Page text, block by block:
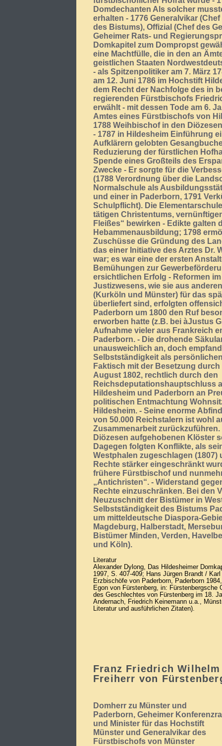
Domdechanten Als solcher
erhalten - 1776 Generalvikar
des Bistums), Offizial (Chef des
Geheimer Rats- und
Domkapitel zum Dompropst
eine Machtfülle, die in den an
geistlichen Staaten
- als Spitzenpolitiker am 7. März
am 12. Juni 1786 im Hochstift
dem Recht der Nachfolge des in
regierenden Fürstbischofs
erwählt - mit dessen Tode am 6.
Amtes eines Fürstbischofs von
1788 Weihbischof in den
- 1787 in Hildesheim Einführung
Aufklärern gelobten
Reduzierung der fürstlichen
Spende eines Großteils des
Zwecke - Er sorgte für die
(1788 Verordnung über die
Normalschule als
und einer in Paderborn, 1791
Schulpflicht). Die
tätigen Christentums,
Fleißes“ bewirken - Edikte galten
Hebammenausbildung; 1798
Zuschüsse die Gründung des
das einer Initiative des Arztes Dr.
war; es war eine der ersten
Bemühungen zur
ersichtlichen Erfolg - Reformen
Justizwesens, wie sie aus
(Kurköln und Münster) für das
überliefert sind, erfolgten
Paderborn um 1800 den Ruf
erworben hatte (z.B. bei àJustus
Aufnahme vieler aus Frankreich
Paderborn. - Die drohende
unausweichlich an, doch
Selbstständigkeit als
Faktisch mit der Besetzung
August 1802, rechtlich durch den
Reichsdeputationshauptschluss
Hildesheim und Paderborn an
politischen Entmachtung
Hildesheim. - Seine enorme
von 50.000 Reichstalern ist wohl
Zusammenarbeit zurückzuführen.
Diözesen aufgehobenen Klöster
Dagegen folgten Konflikte, als
Westphalen zugeschlagen
Rechte stärker eingeschränkt
frühere Fürstbischof und
„Antichristen“. - Widerstand
Rechte einzuschränken. Bei den
Neuzuschnitt der Bistümer in
Selbstständigkeit des Bistums
um mitteldeutsche Diaspora-
Magdeburg, Halberstadt,
Bistümer Minden, Verden,
und Köln).
Literatur
Alexander Dylong, Das Hildesheimer
1997, S. 407-409; Hans Jürgen Brandt /
Erzbischöfe von Paderborn, Paderborn
Egon von Fürstenberg, in:
des Geschlechtes von Fürstenberg im 18.
Andernach, Friedrich Keinemann u.a.,
Literatur und ausführlichen Zitaten).
Franz Friedrich Wilhelm
Freiherr von
Domherr zu Münster und
Paderborn, Geheimer
und Minister für das Hochstift
Münster und Generalvikar des
Fürstbischofs von Münster